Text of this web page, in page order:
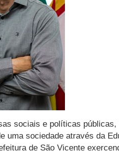
sociais e políticas
uma sociedade através da
de São Vicente